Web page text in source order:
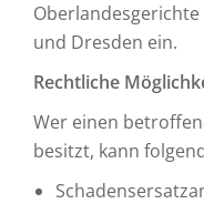
und Dresden ein.
Rechtliche
Wer einen
besitzt, kann